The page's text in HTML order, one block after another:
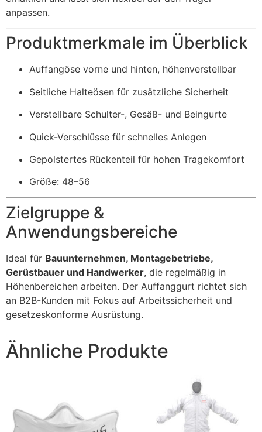
anpassen.
Produktmerkmale im Überblick
Auffangöse vorne und hinten, höhenverstellbar
Seitliche Halteösen für zusätzliche Sicherheit
Verstellbare Schulter-, Gesäß- und Beingurte
Quick-Verschlüsse für schnelles Anlegen
Gepolstertes Rückenteil für hohen Tragekomfort
Größe: 48–56
Zielgruppe &
Anwendungsbereiche
Ideal für Bauunternehmen, Montagebetriebe,
Gerüstbauer und Handwerker, die regelmäßig in
Höhenbereichen arbeiten. Der Auffanggurt richtet sich
an B2B-Kunden mit Fokus auf Arbeitssicherheit und
gesetzeskonforme Ausrüstung.
Ähnliche Produkte